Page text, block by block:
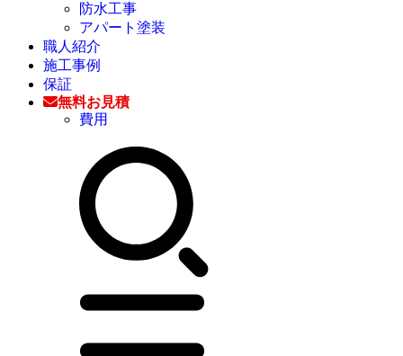
防水工事
アパート塗装
職人紹介
施工事例
保証
無料お見積
費用